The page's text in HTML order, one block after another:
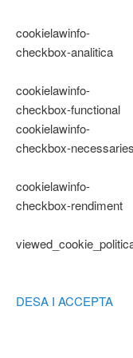
cookielawinfo-
checkbox-analitica
cookielawinfo-
checkbox-functional
cookielawinfo-
checkbox-necessaries
cookielawinfo-
checkbox-rendiment
DESA I ACCEPTA